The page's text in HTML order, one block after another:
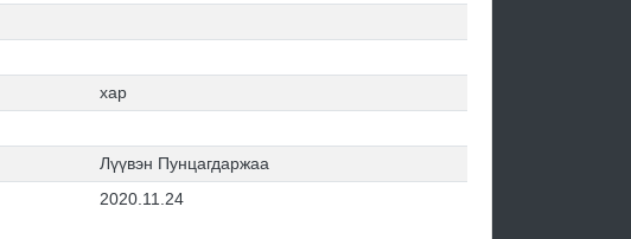
хар
Лүүвэн Пунцагдаржаа
2020.11.24